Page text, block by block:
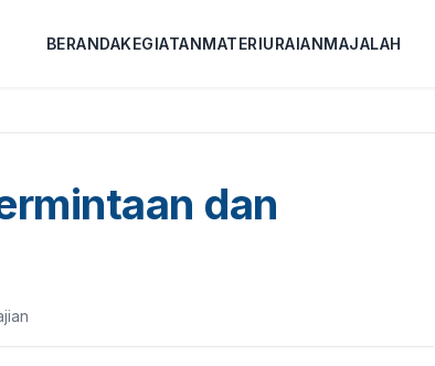
BERANDAKEGIATANMATERIURAIANMAJALAH
dan